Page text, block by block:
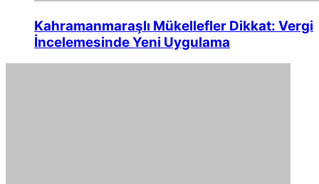
Kahramanmaraşlı Mükellefler Dikkat: Vergi
İncelemesinde Yeni Uygulama